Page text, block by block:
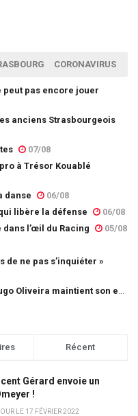
CORONAVIRUS
peut pas encore jouer
anciens Strasbourgeois
07/08
à Trésor Kouablé
danse
06/08
libère la défense
06/08
dans l’œil du Racing
05/08
de ne pas s’inquiéter »
Récent
Gérard envoie un
!
LE 17 FÉVRIER 2022